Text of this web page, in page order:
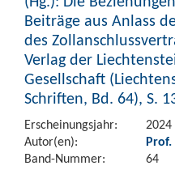
Beiträge aus Anlass
des
Verlag der
Gesellschaft
Schriften, Bd. 64), S.
Erscheinungsjahr:
2024
Autor(en):
Prof.
Band-Nummer:
64